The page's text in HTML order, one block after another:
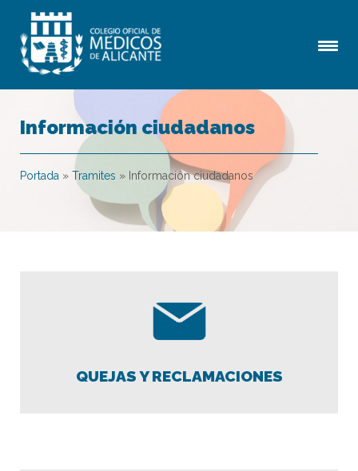
Información ciudadanos
Portada » Tramites » Información ciudadanos
QUEJAS Y RECLAMACIONES